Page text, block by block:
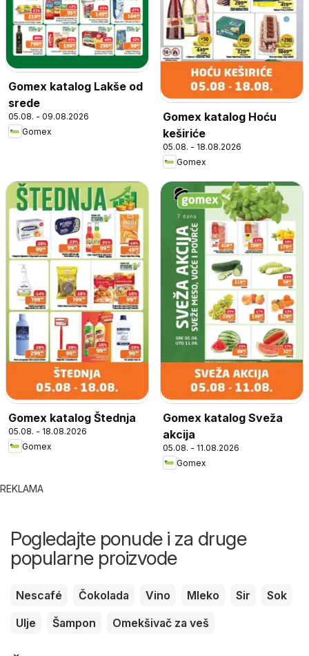
Gomex katalog Lakše od
srede
05.08. - 09.08.2026
Gomex
Gomex katalog Hoću
keširiće
05.08. - 18.08.2026
Gomex
Gomex katalog Štednja
05.08. - 18.08.2026
Gomex
Gomex katalog Sveža
akcija
05.08. - 11.08.2026
Gomex
REKLAMA
Pogledajte ponude i za druge
popularne proizvode
Nescafé Čokolada Vino Mleko Sir
Sok
Ulje
Šampon Omekšivač za veš